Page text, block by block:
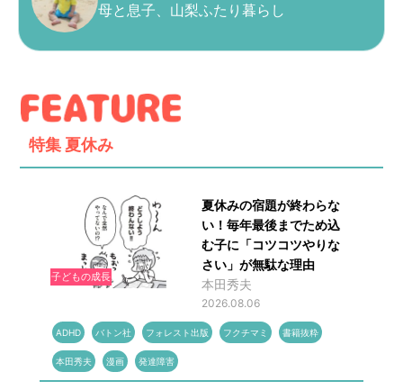
母と息子、山梨ふたり暮らし
特集 夏休み
子どもの成長
夏休みの宿題が終わらな
い！毎年最後までため込
む子に「コツコツやりな
さい」が無駄な理由
本田秀夫
2026.08.06
ADHD バトン社 フォレスト出版 フクチマミ 書籍抜粋
本田秀夫 漫画 発達障害